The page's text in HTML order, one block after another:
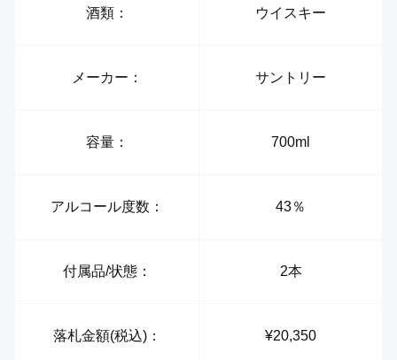
酒類： ウイスキー
メーカー： サントリー
容量： 700ml
アルコール度数： 43％
付属品/状態： 2本
落札金額(税込)： ¥20,350